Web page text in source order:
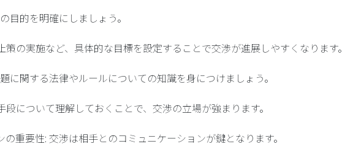
目的を明確にしましょう。
の実施など、具体的な目標を設定することで交渉が進展しやすくなります。
に関する法律やルールについての知識を身につけましょう。
段について理解しておくことで、交渉の立場が強まります。
の重要性: 交渉は相手とのコミュニケーションが鍵となります。